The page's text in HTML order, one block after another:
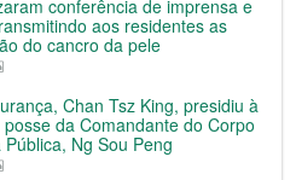
conferência de imprensa e
aos residentes as
do cancro da pele
Chan Tsz King, presidiu à
da Comandante do Corpo
Ng Sou Peng